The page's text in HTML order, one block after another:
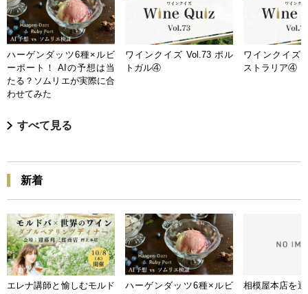
ハーゲンダッツ6種×ルビ
ーポート！ AIの予想は当
たる？ソムリエが実際に合
わせてみた
ワインクイズ Vol.73 ポル
トガル④
ワインクイズ
ストラリア④
すべて見る
新着
エレナ講師と愉しむモルド
ハーゲンダッツ6種×ルビ
相模屋本店を